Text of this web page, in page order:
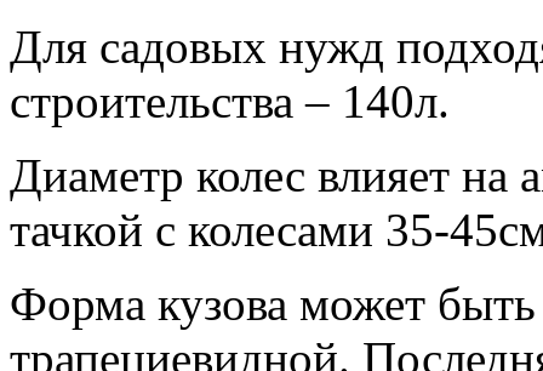
Для садовых нужд
строительства – 140л.
Диаметр колес влияет на
тачкой с колесами 35-
Форма кузова может
трапециевидной.